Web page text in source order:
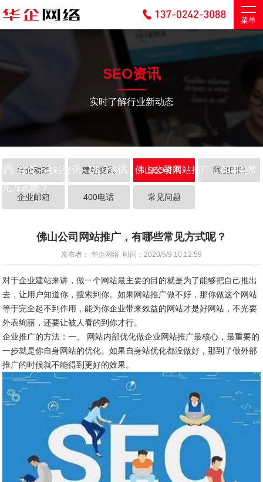
菜单
SEO资讯
实时了解行业新动态
首页-建站资讯-SEO资讯 - 佛山公司网站推广，有哪些常
见方式呢？
华企动态 建站资讯 SEO资讯 阿里巴巴
企业邮箱 400电话 常见问题
佛山公司网站推广，有哪些常见方式呢？
发布者： 华企网络 时间：2020/5/9 10:12:59
对于企业建站来讲，做一个网站最主要的目的就是为了能够把自己推出
去，让用户知道你，搜索到你。如果网站推广做不好，那你做这个网站
等于完全起不到作用，能为你企业带来效益的网站才是好网站，不光要
外表绚丽，还要让被人看的到你才行。
企业推广的方法：一、 网站内部优化做企业网站推广最核心，最重要的
一步就是你自身网站的优化。如果自身站优化都没做好，那到了做外部
推广的时候就不能得到更好的效果。